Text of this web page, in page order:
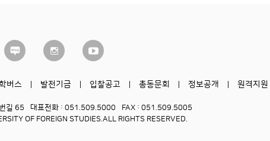
버스 발전기금 입찰공고 총동문회 정보공개 원격지원
길 65 대표전화 : 051.509.5000
FAX : 051.509.5005
OF FOREIGN STUDIES. ALL RIGHTS RESERVED.